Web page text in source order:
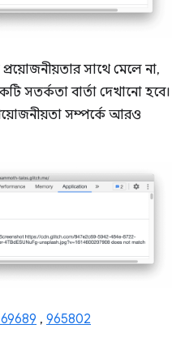
সাথে মেলে না,
সতর্কতা বার্তা দেখানো হবে।
সম্পর্কে আরও
, 965802